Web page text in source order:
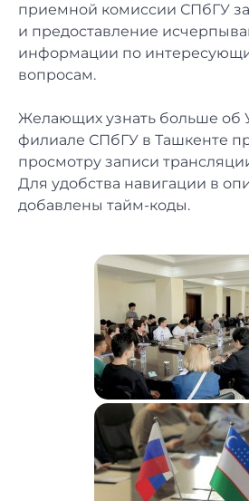
приемной комиссии СПбГУ за
и предоставление
информации по
вопросам.
Желающих узнать больше об
филиале СПбГУ в Ташкенте
просмотру записи
Для удобства навигации в
добавлены тайм-коды.